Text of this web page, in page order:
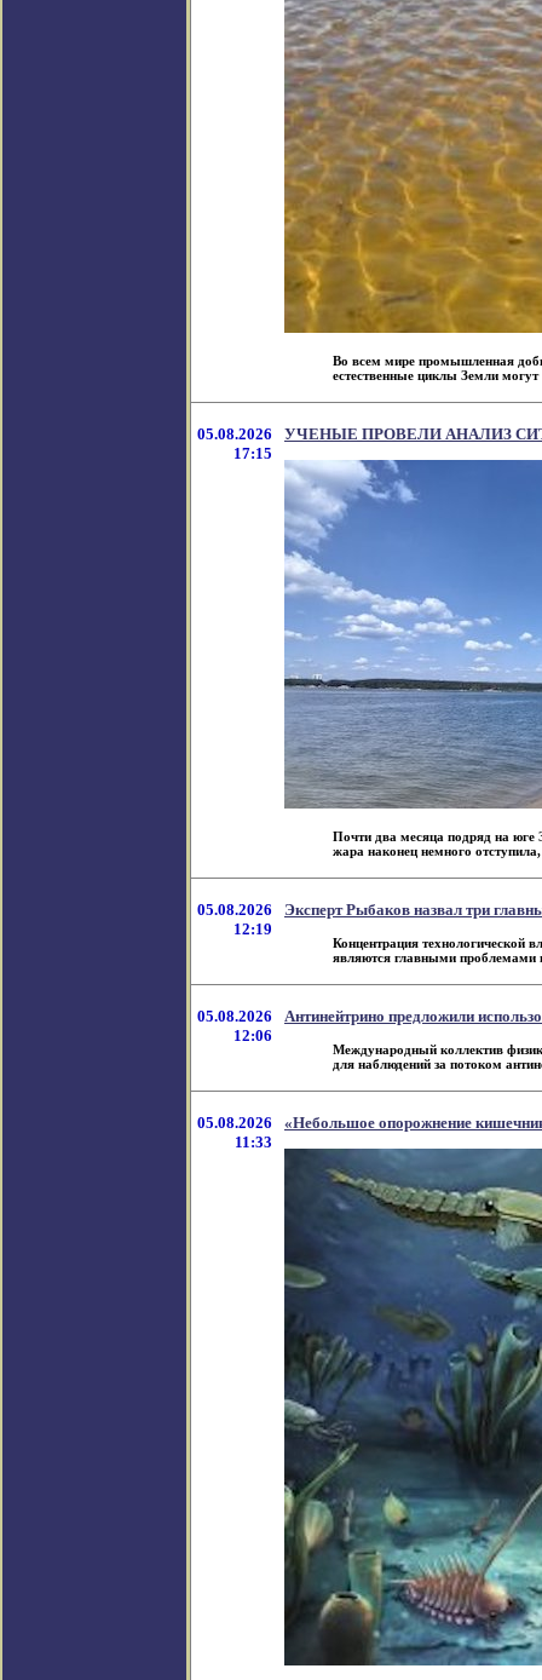
Во всем мире промышленная
естественные циклы Земли
05.08.2026
17:15
УЧЕНЫЕ ПРОВЕЛИ АНАЛИЗ
Почти два месяца подряд на юге
жара наконец немного
05.08.2026
12:19
Эксперт Рыбаков назвал три
Концентрация технологической
являются главными проблемами
05.08.2026
12:06
Антинейтрино предложили
Международный коллектив
для наблюдений за потоком
05.08.2026
11:33
«Небольшое опорожнение